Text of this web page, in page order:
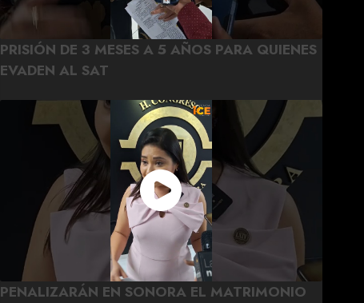
PRISIÓN DE 3 MESES A 5 AÑOS PARA QUIENES
EVADEN AL SAT
PENALIZARÁN EN SONORA EL MATRIMONIO